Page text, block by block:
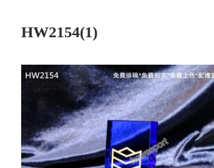
實用系列
水晶獎座
HW2154(1)